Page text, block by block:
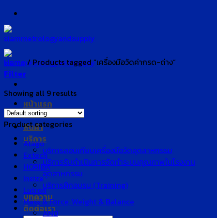
Skip
to
content
หน้าแรก
เกี่ยวกับเรา
สินค้า
บริการ
บริการสอบเทียบเครื่องมือวัดอุตสาหกรรม
บริการรับดำเนินการจัดทำระบบคุณภาพในโรงงาน
อุตสาหกรรม
บริการฝึกอบรม (Training)
บทความ
ติดต่อเรา
Home /Products tagged “เครื่องมือวัดค่ากรด-ด่าง”
Filter
Showing all 9 results
Product categories
Atago
Extech
HORIBA
Insize
Lutron
Mass & Force, Weight & Balance
AND